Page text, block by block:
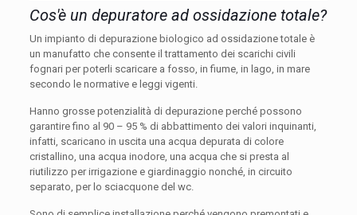
Cos'è un depuratore ad ossidazione totale?
Un impianto di depurazione biologico ad ossidazione totale è
un manufatto che consente il trattamento dei scarichi civili
fognari per poterli scaricare a fosso, in fiume, in lago, in mare
secondo le normative e leggi vigenti.
Hanno grosse potenzialità di depurazione perché possono
garantire fino al 90 – 95 % di abbattimento dei valori inquinanti,
infatti, scaricano in uscita una acqua depurata di colore
cristallino, una acqua inodore, una acqua che si presta al
riutilizzo per irrigazione e giardinaggio nonché, in circuito
separato, per lo sciacquone del wc.